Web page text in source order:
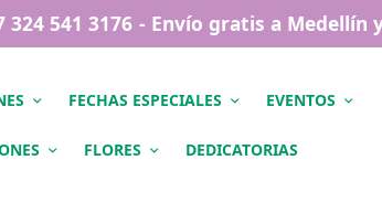
324 541 3176 - Envío gratis a
FECHAS ESPECIALES EVENTOS
FLORES DEDICATORIAS